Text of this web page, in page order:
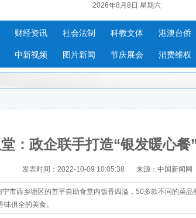
2026年8月8日 星期六
财经资讯 社会法制 科教文体 港澳台侨
中新视频 图片新闻 节庆展会 消费维权
：政企联手打造“银发暖心餐
发表时间：2022-10-09 10:05:38 来源：中国新闻网
市西乡塘区的首平自助食堂内饭香四溢，50多款不同的菜
俱全的美食。